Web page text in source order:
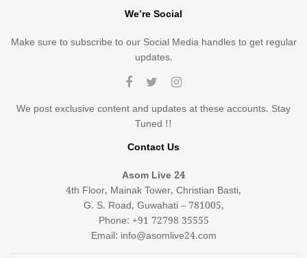
We’re Social
Make sure to subscribe to our Social Media handles to get regular
updates.
We post exclusive content and updates at these accounts. Stay
Tuned !!
Contact Us
Asom Live 24
4th Floor, Mainak Tower, Christian Basti,
G. S. Road, Guwahati – 781005,
Phone: +91 72798 35555
Email: info@asomlive24.com